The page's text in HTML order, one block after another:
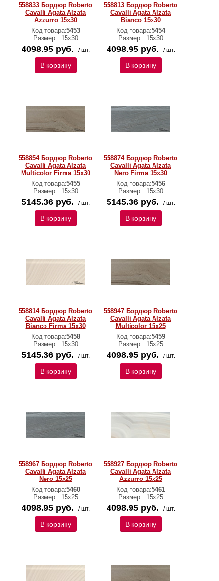
558833 Бордюр Roberto
Cavalli Agata Alzata
Azzurro 15x30
Код товара:5453
Размер:
15х30
4098.95 руб. / шт.
В корзину
558813 Бордюр Roberto
Cavalli Agata Alzata
Bianco 15x30
Код товара:5454
Размер:
15х30
4098.95 руб. / шт.
В корзину
558854 Бордюр Roberto
Cavalli Agata Alzata
Multicolor Firma 15x30
Код товара:5455
Размер:
15х30
5145.36 руб. / шт.
В корзину
558874 Бордюр Roberto
Cavalli Agata Alzata
Nero Firma 15x30
Код товара:5456
Размер:
15х30
5145.36 руб. / шт.
В корзину
558814 Бордюр Roberto
Cavalli Agata Alzata
Bianco Firma 15x30
Код товара:5458
Размер:
15х30
5145.36 руб. / шт.
В корзину
558947 Бордюр Roberto
Cavalli Agata Alzata
Multicolor 15x25
Код товара:5459
Размер:
15х25
4098.95 руб. / шт.
В корзину
558967 Бордюр Roberto
Cavalli Agata Alzata
Nero 15x25
Код товара:5460
Размер:
15х25
4098.95 руб. / шт.
В корзину
558927 Бордюр Roberto
Cavalli Agata Alzata
Azzurro 15x25
Код товара:5461
Размер:
15х25
4098.95 руб. / шт.
В корзину